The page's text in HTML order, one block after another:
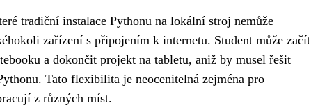
tradiční instalace Pythonu na lokální stroj nemůže
zařízení s připojením k internetu. Student může začít
a dokončit projekt na tabletu, aniž by musel řešit
Tato flexibilita je neocenitelná zejména pro
z různých míst.